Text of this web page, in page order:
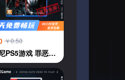
￥0.50
索尼PS5游戏 罪恶王权 中文